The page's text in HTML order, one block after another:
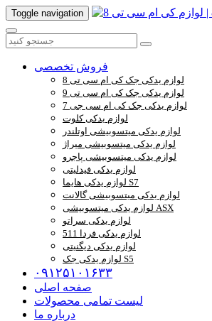
Toggle navigation
فروش تخصصی
لوازم یدکی جک کی ام سی تی 8
لوازم یدکی جک کی ام سی تی 9
لوازم یدکی جک کی ام سی جی 7
لوازم یدکی کلوت
لوازم یدکی میتسوبیشی اوتلندر
لوازم یدکی میتسوبیشی میراژ
لوازم یدکی میتسوبیشی پاجرو
لوازم یدکی فیدلیتی
لوازم یدکی هایما S7
لوازم یدکی میتسوبیشی گالانت
لوازم یدکی میتسوبیشی ASX
لوازم یدکی سراتو
لوازم یدکی فردا 511
لوازم یدکی دیگنیتی
لوازم یدکی جک S5
۰۹۱۲۵۱۰۱۶۳۳
صفحه اصلی
لیست تمامی محصولات
درباره ما